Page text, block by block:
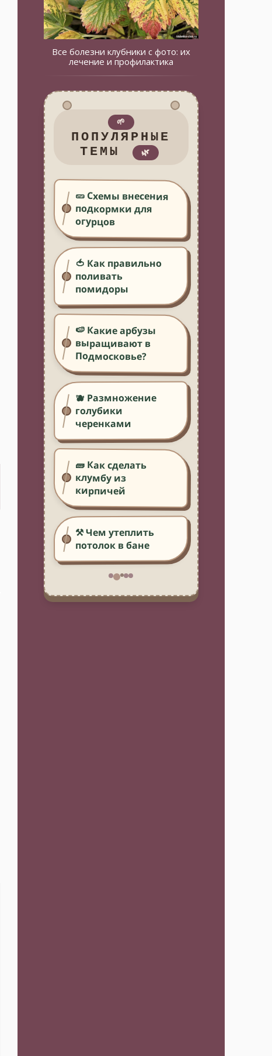
Все болезни клубники с фото: их
лечение и профилактика
🌱
ПОПУЛЯРНЫЕ
ТЕМЫ
🌿
🥒 Схемы внесения
подкормки для
огурцов
🍅 Как правильно
поливать
помидоры
🍉 Какие арбузы
выращивают в
Подмосковье?
🫐 Размножение
голубики
черенками
🧱 Как сделать
клумбу из
кирпичей
⚒️ Чем утеплить
потолок в бане